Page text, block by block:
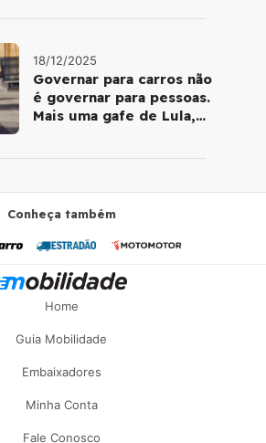
18/12/2025
Governar para carros não
é governar para pessoas.
Mais uma gafe de Lula,
Conheça também
Home
Guia Mobilidade
Embaixadores
Minha Conta
Fale Conosco